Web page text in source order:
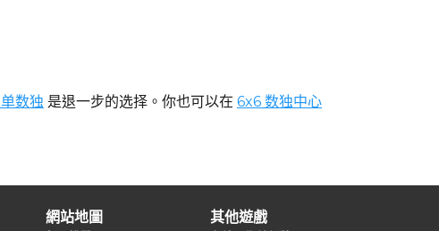
数独 是退一步的选择。你也可以在 6x6 数独中心
網站地圖 其他遊戲